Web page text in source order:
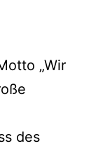
„Wir
des